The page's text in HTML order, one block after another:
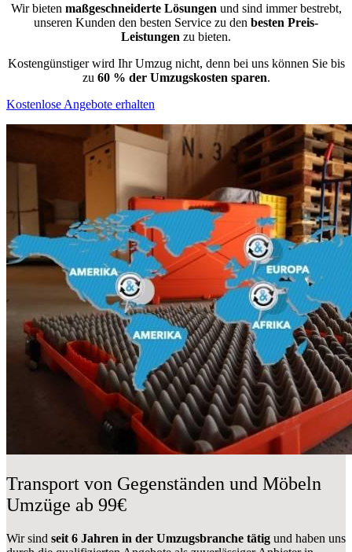
Wir bieten maßgeschneiderte Lösungen und sind immer bestrebt,
unseren Kunden den besten Service zu den besten Preis-
Leistungen zu bieten.
Kostengünstiger wird Ihr Umzug nicht, denn bei uns können Sie bis
zu 60 % der Umzugskosten sparen.
Kostenlose Angebote erhalten
Transport von Gegenständen und Möbeln
Umzüge ab 99€
Wir sind seit 6 Jahren in der Umzugsbranche tätig und haben uns